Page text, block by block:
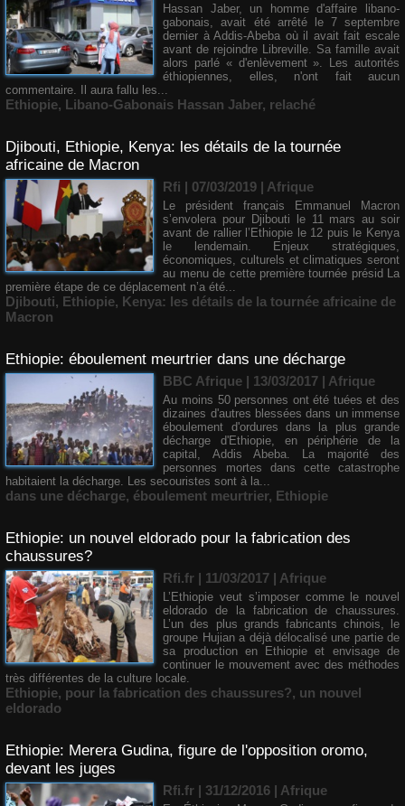
​Hassan Jaber, un homme d'affaire libano-
gabonais, avait été arrêté le 7 septembre
dernier à Addis-Abeba où il avait fait escale
avant de rejoindre Libreville. Sa famille avait
alors parlé « d'enlèvement ». Les autorités
éthiopiennes, elles, n'ont fait aucun
commentaire. Il aura fallu les...
Ethiopie, Libano-Gabonais Hassan Jaber, relaché
Djibouti, Ethiopie, Kenya: les détails de la tournée
africaine de Macron
Rfi | 07/03/2019 | Afrique
Le président français Emmanuel Macron
s’envolera pour Djibouti le 11 mars au soir
avant de rallier l’Ethiopie le 12 puis le Kenya
le lendemain. Enjeux stratégiques,
économiques, culturels et climatiques seront
au menu de cette première tournée présid La
première étape de ce déplacement n’a été...
Djibouti, Ethiopie, Kenya: les détails de la tournée africaine de
Macron
Ethiopie: éboulement meurtrier dans une décharge
BBC Afrique | 13/03/2017 | Afrique
Au moins 50 personnes ont été tuées et des
dizaines d'autres blessées dans un immense
éboulement d'ordures dans la plus grande
décharge d'Ethiopie, en périphérie de la
capital, Addis Abeba. La majorité des
personnes mortes dans cette catastrophe
habitaient la décharge. Les secouristes sont à la...
dans une décharge, éboulement meurtrier, Ethiopie
Ethiopie: un nouvel eldorado pour la fabrication des
chaussures?
Rfi.fr | 11/03/2017 | Afrique
L’Ethiopie veut s’imposer comme le nouvel
eldorado de la fabrication de chaussures.
L’un des plus grands fabricants chinois, le
groupe Hujian a déjà délocalisé une partie de
sa production en Ethiopie et envisage de
continuer le mouvement avec des méthodes
très différentes de la culture locale.
Ethiopie, pour la fabrication des chaussures?, un nouvel
eldorado
Ethiopie: Merera Gudina, figure de l'opposition oromo,
devant les juges
Rfi.fr | 31/12/2016 | Afrique